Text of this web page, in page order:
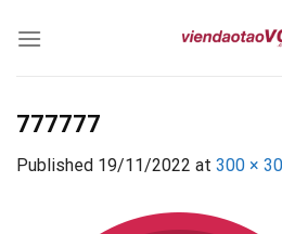
777777
Published 19/11/2022 at 300 ×